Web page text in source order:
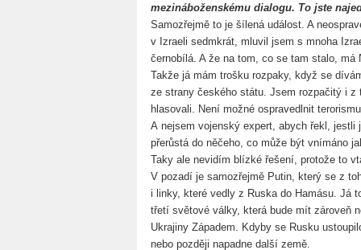
mezináboženskému dialogu. To jste
Samozřejmě to je šílená událost. A
v Izraeli sedmkrát, mluvil jsem s mnoha
černobílá. A že na tom, co se tam stalo,
Takže já mám trošku rozpaky, když se
ze strany českého státu. Jsem rozpačitý i
hlasovali. Není možné ospravedlnit
A nejsem vojenský expert, abych řekl, jestli
přerůstá do něčeho, co může být vnímáno
Taky ale nevidím blízké řešení, protože to
V pozadí je samozřejmě Putin, který se z
i linky, které vedly z Ruska do Hamásu. Já
třetí světové války, která bude mít zároveň
Ukrajiny Západem. Kdyby se Rusku
nebo později napadne další země.